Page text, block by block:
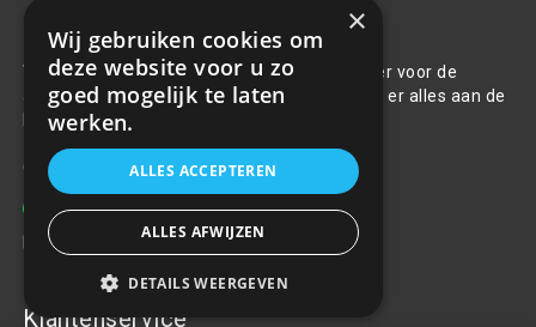
Over ons
Welkom bij R&R Parts Automotive, uw partner voor de
aanschaf van alle auto accessoires. Wij doen er alles aan de
beste selectie, service & prijs te bieden.
Contact
+31(0)85 486 83 17
info@rrparts.nl
Klantenservice
×
Wij gebruiken cookies om
deze website voor u zo
goed mogelijk te laten
werken.
ALLES ACCEPTEREN
ALLES AFWIJZEN
DETAILS WEERGEVEN